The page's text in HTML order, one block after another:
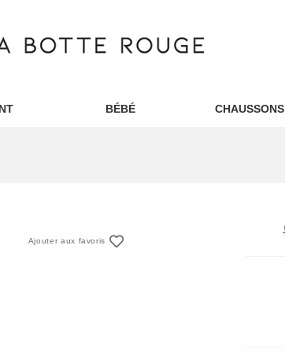
BÉBÉ CHAUSSONS
Ajouter aux favoris